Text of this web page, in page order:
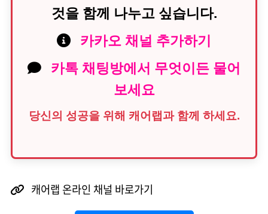
것을 함께 나누고 싶습니다.
카카오 채널 추가하기
카톡 채팅방에서 무엇이든 물어
보세요
당신의 성공을 위해 캐어랩과 함께 하세요.
캐어랩 온라인 채널 바로가기